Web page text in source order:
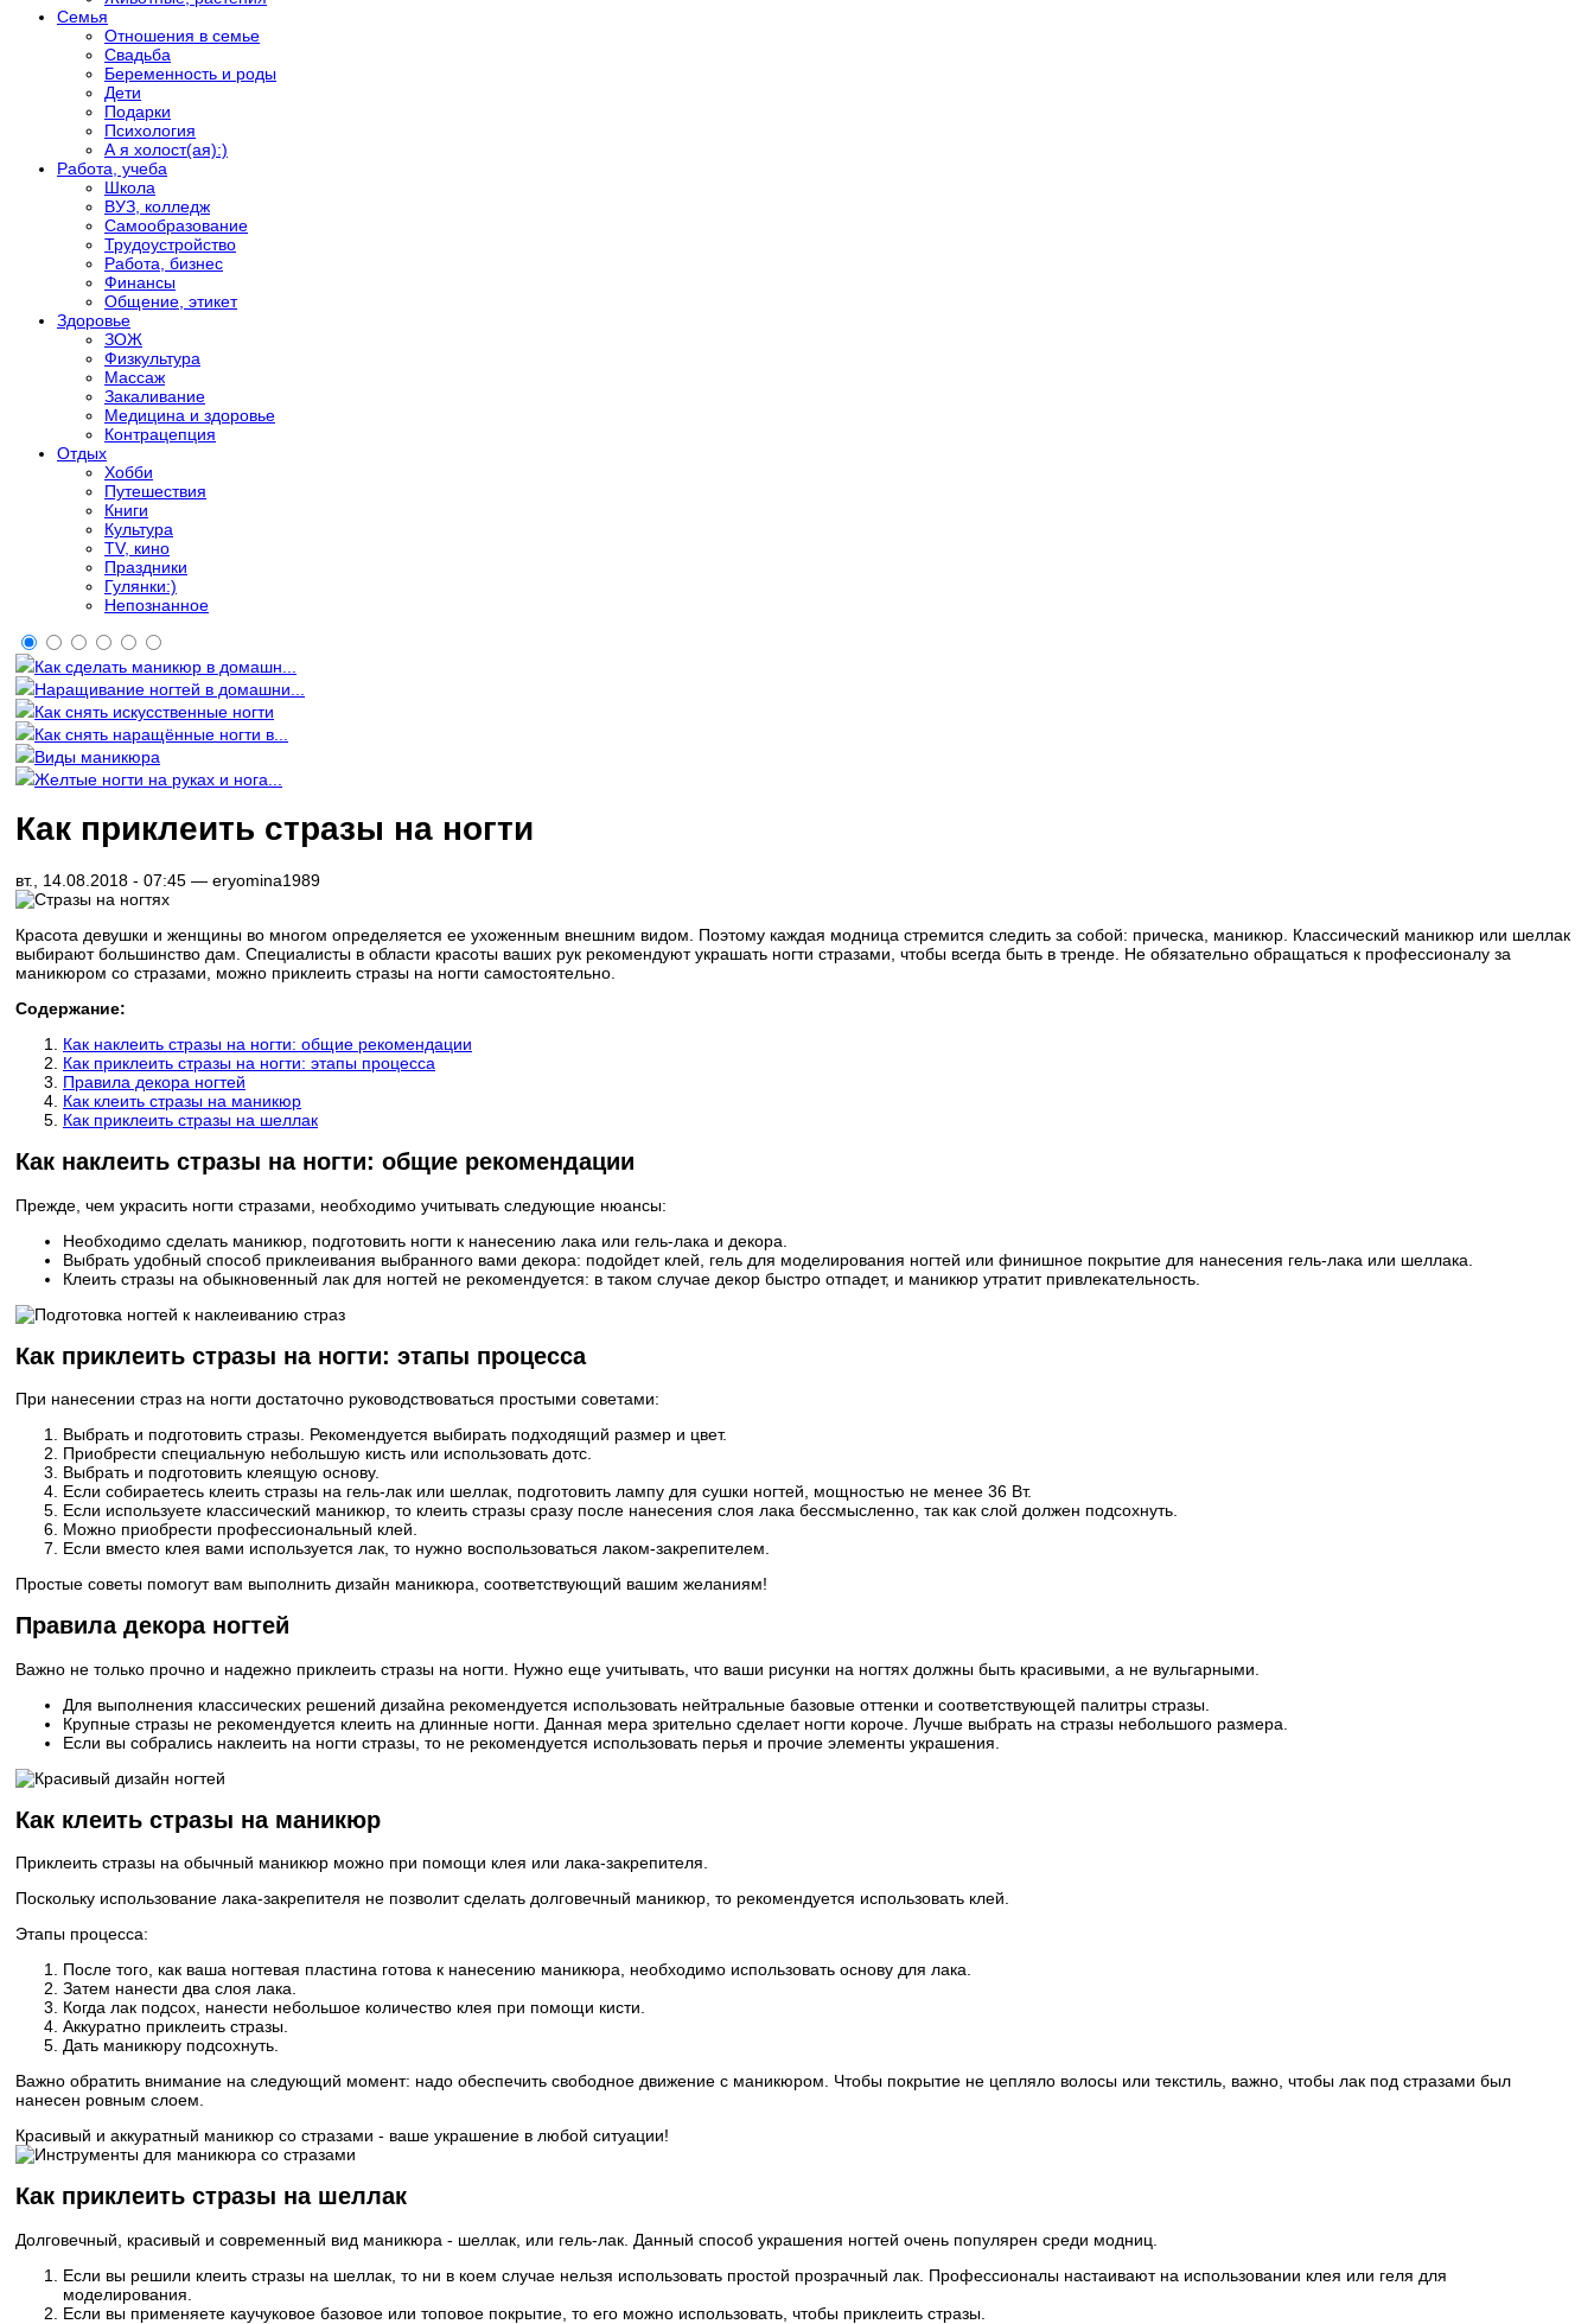
Семья
Отношения в семье
Свадьба
Беременность и роды
Дети
Подарки
Психология
А я холост(ая):)
Работа, учеба
Школа
ВУЗ, колледж
Самообразование
Трудоустройство
Работа, бизнес
Финансы
Общение, этикет
Здоровье
ЗОЖ
Физкультура
Массаж
Закаливание
Медицина и здоровье
Контрацепция
Отдых
Хобби
Путешествия
Книги
Культура
TV, кино
Праздники
Гулянки:)
Непознанное
Как сделать маникюр в домашн...
Наращивание ногтей в домашни...
Как снять искусственные ногти
Как снять наращённые ногти в...
Виды маникюра
Желтые ногти на руках и нога...
Как приклеить стразы на ногти
вт., 14.08.2018 - 07:45 — eryomina1989
Красота девушки и женщины во многом определяется ее ухоженным внешним видом. Поэтому каждая модница стремится следить за собой: прическа, маникюр. Классический маникюр или шеллак
выбирают большинство дам. Специалисты в области красоты ваших рук рекомендуют украшать ногти стразами, чтобы всегда быть в тренде. Не обязательно обращаться к профессионалу за
маникюром со стразами, можно приклеить стразы на ногти самостоятельно.
Содержание:
Как наклеить стразы на ногти: общие рекомендации
Как приклеить стразы на ногти: этапы процесса
Правила декора ногтей
Как клеить стразы на маникюр
Как приклеить стразы на шеллак
Как наклеить стразы на ногти: общие рекомендации
Прежде, чем украсить ногти стразами, необходимо учитывать следующие нюансы:
Необходимо сделать маникюр, подготовить ногти к нанесению лака или гель-лака и декора.
Выбрать удобный способ приклеивания выбранного вами декора: подойдет клей, гель для моделирования ногтей или финишное покрытие для нанесения гель-лака или шеллака.
Клеить стразы на обыкновенный лак для ногтей не рекомендуется: в таком случае декор быстро отпадет, и маникюр утратит привлекательность.
Как приклеить стразы на ногти: этапы процесса
При нанесении страз на ногти достаточно руководствоваться простыми советами:
Выбрать и подготовить стразы. Рекомендуется выбирать подходящий размер и цвет.
Приобрести специальную небольшую кисть или использовать дотс.
Выбрать и подготовить клеящую основу.
Если собираетесь клеить стразы на гель-лак или шеллак, подготовить лампу для сушки ногтей, мощностью не менее 36 Вт.
Если используете классический маникюр, то клеить стразы сразу после нанесения слоя лака бессмысленно, так как слой должен подсохнуть.
Можно приобрести профессиональный клей.
Если вместо клея вами используется лак, то нужно воспользоваться лаком-закрепителем.
Простые советы помогут вам выполнить дизайн маникюра, соответствующий вашим желаниям!
Правила декора ногтей
Важно не только прочно и надежно приклеить стразы на ногти. Нужно еще учитывать, что ваши рисунки на ногтях должны быть красивыми, а не вульгарными.
Для выполнения классических решений дизайна рекомендуется использовать нейтральные базовые оттенки и соответствующей палитры стразы.
Крупные стразы не рекомендуется клеить на длинные ногти. Данная мера зрительно сделает ногти короче. Лучше выбрать на стразы небольшого размера.
Если вы собрались наклеить на ногти стразы, то не рекомендуется использовать перья и прочие элементы украшения.
Как клеить стразы на маникюр
Приклеить стразы на обычный маникюр можно при помощи клея или лака-закрепителя.
Поскольку использование лака-закрепителя не позволит сделать долговечный маникюр, то рекомендуется использовать клей.
Этапы процесса:
После того, как ваша ногтевая пластина готова к нанесению маникюра, необходимо использовать основу для лака.
Затем нанести два слоя лака.
Когда лак подсох, нанести небольшое количество клея при помощи кисти.
Аккуратно приклеить стразы.
Дать маникюру подсохнуть.
Важно обратить внимание на следующий момент: надо обеспечить свободное движение с маникюром. Чтобы покрытие не цепляло волосы или текстиль, важно, чтобы лак под стразами был
нанесен ровным слоем.
Красивый и аккуратный маникюр со стразами - ваше украшение в любой ситуации!
Как приклеить стразы на шеллак
Долговечный, красивый и современный вид маникюра - шеллак, или гель-лак. Данный способ украшения ногтей очень популярен среди модниц.
Если вы решили клеить стразы на шеллак, то ни в коем случае нельзя использовать простой прозрачный лак. Профессионалы настаивают на использовании клея или геля для
моделирования.
Если вы применяете каучуковое базовое или топовое покрытие, то его можно использовать, чтобы приклеить стразы.